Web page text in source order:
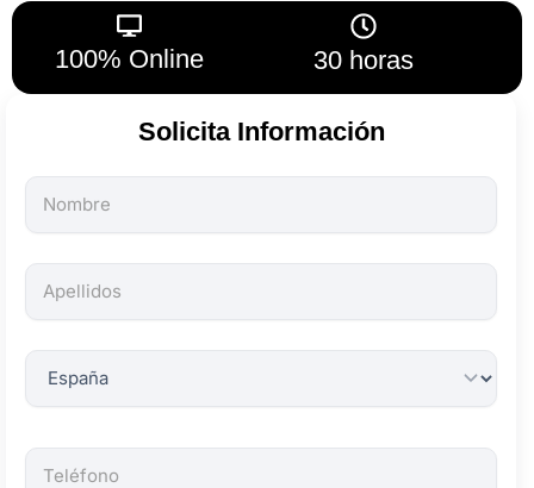
100% Online 30 horas
Solicita Información
Todos
los
son
obligatorios.